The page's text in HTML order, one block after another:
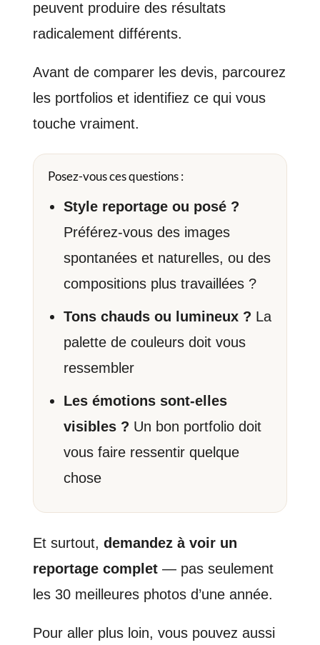
peuvent produire des résultats
radicalement différents.
Avant de comparer les devis, parcourez
les portfolios et identifiez ce qui vous
touche vraiment.
Posez-vous ces questions :
Style reportage ou posé ?
Préférez-vous des images
spontanées et naturelles, ou des
compositions plus travaillées ?
Tons chauds ou lumineux ? La
palette de couleurs doit vous
ressembler
Les émotions sont-elles
visibles ? Un bon portfolio doit
vous faire ressentir quelque
chose
Et surtout, demandez à voir un
reportage complet— pas seulement
les 30 meilleures photos d’une année.
Pour aller plus loin, vous pouvez aussi